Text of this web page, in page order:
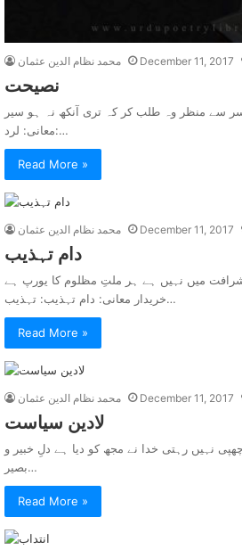
محمد نظام الدین عثمان December 11, 2017
نصيحت
سے منظر وہ طلب کر کہ تری آنکھ نہ ہو سیر
معانی: لرد:…
Read More »
محمد نظام الدین عثمان December 11, 2017
دام تہذيب
میں نہیں ہے ہر ملتِ مظلوم کا یورپ ہے
خریدار معانی: دام تہذیب: تہذیب…
Read More »
محمد نظام الدین عثمان December 11, 2017
لادين سياست
نہیں رہتی خدا نے مجھ کو دیا ہے دلِ خبیر و
بصیر…
Read More »